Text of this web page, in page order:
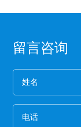
保护膜按
概率非常
留言咨询